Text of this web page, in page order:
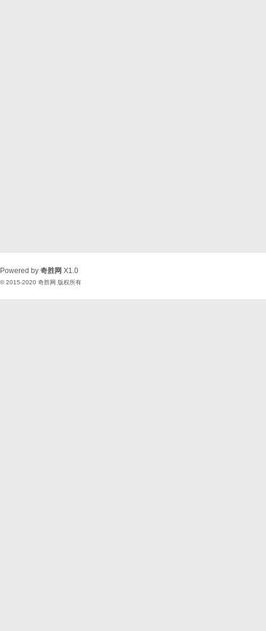
Powered by 奇胜网 X1.0
© 2015-2020 奇胜网 版权所有